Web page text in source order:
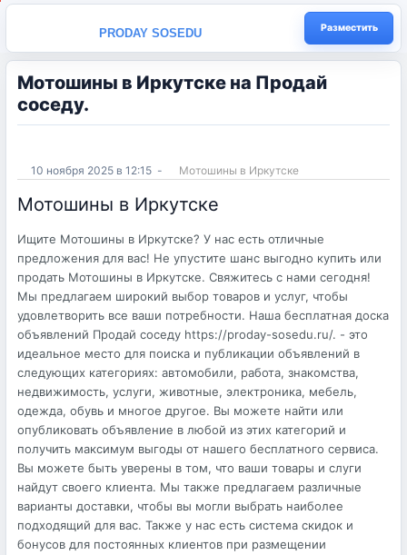
PRODAY SOSEDU Разместить
Мотошины в Иркутске на Продай
соседу.
10 ноября 2025 в 12:15 - Мотошины в Иркутске
Мотошины в Иркутске
Ищите Мотошины в Иркутске? У нас есть отличные
предложения для вас! Не упустите шанс выгодно купить или
продать Мотошины в Иркутске. Свяжитесь с нами сегодня!
Мы предлагаем широкий выбор товаров и услуг, чтобы
удовлетворить все ваши потребности. Наша бесплатная доска
объявлений Продай соседу https://proday-sosedu.ru/. - это
идеальное место для поиска и публикации объявлений в
следующих категориях: автомобили, работа, знакомства,
недвижимость, услуги, животные, электроника, мебель,
одежда, обувь и многое другое. Вы можете найти или
опубликовать объявление в любой из этих категорий и
получить максимум выгоды от нашего бесплатного сервиса.
Вы можете быть уверены в том, что ваши товары и слуги
найдут своего клиента. Мы также предлагаем различные
варианты доставки, чтобы вы могли выбрать наиболее
подходящий для вас. Также у нас есть система скидок и
бонусов для постоянных клиентов при размещении